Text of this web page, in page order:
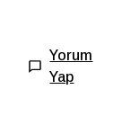
Yorum
Yap